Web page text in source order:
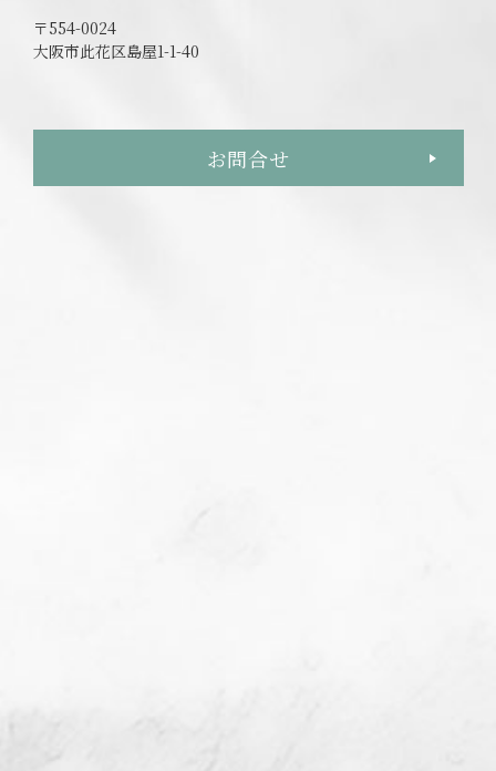
〒554-0024
大阪市此花区島屋1-1-40
お問合せ